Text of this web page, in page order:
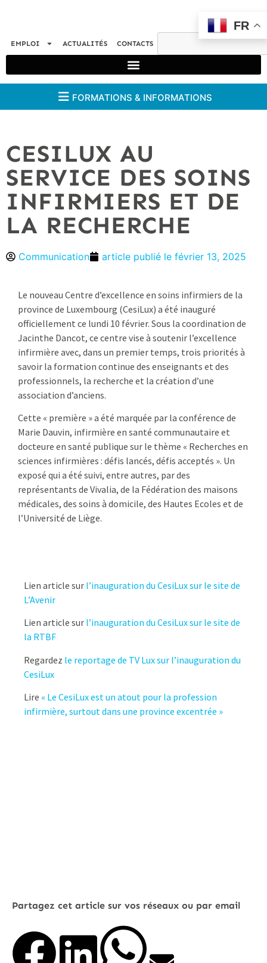
EMPLOI ACTUALITÉS CONTACTS
FORMATIONS & INFORMATIONS
CESILUX AU
SERVICE DES SOINS
INFIRMIERS ET DE
LA RECHERCHE
Communication article publié le février 13, 2025
Le nouveau Centre d’excellence en soins infirmiers de la
province de Luxembourg (CesiLux) a été inauguré
officiellement ce lundi 10 février. Sous la coordination de
Jacinthe Dancot, ce centre vise à soutenir l’excellence
infirmière avec, dans un premier temps, trois priorités à
savoir la formation continue des enseignants et des
professionnels, la recherche et la création d’une
association d’anciens.
Cette « première » a été marquée par la conférence de
Marie Dauvin, infirmière en santé communautaire et
docteure en santé publique sur le thème « Recherches en
sciences infirmières : défis lancés, défis acceptés ». Un
exposé qui a été suivi, entre autres, par des
représentants de Vivalia, de la Fédération des maisons
médicales, des soins à domicile, des Hautes Ecoles et de
l’Université de Liège.
Lien article sur l’inauguration du CesiLux sur le site de
L’Avenir
Lien article sur l’inauguration du CesiLux sur le site de
la RTBF
Regardez le reportage de TV Lux sur l’inauguration du
CesiLux
Lire « Le CesiLux est un atout pour la profession
infirmière, surtout dans une province excentrée »
Partagez cet article sur vos réseaux ou par email
FR